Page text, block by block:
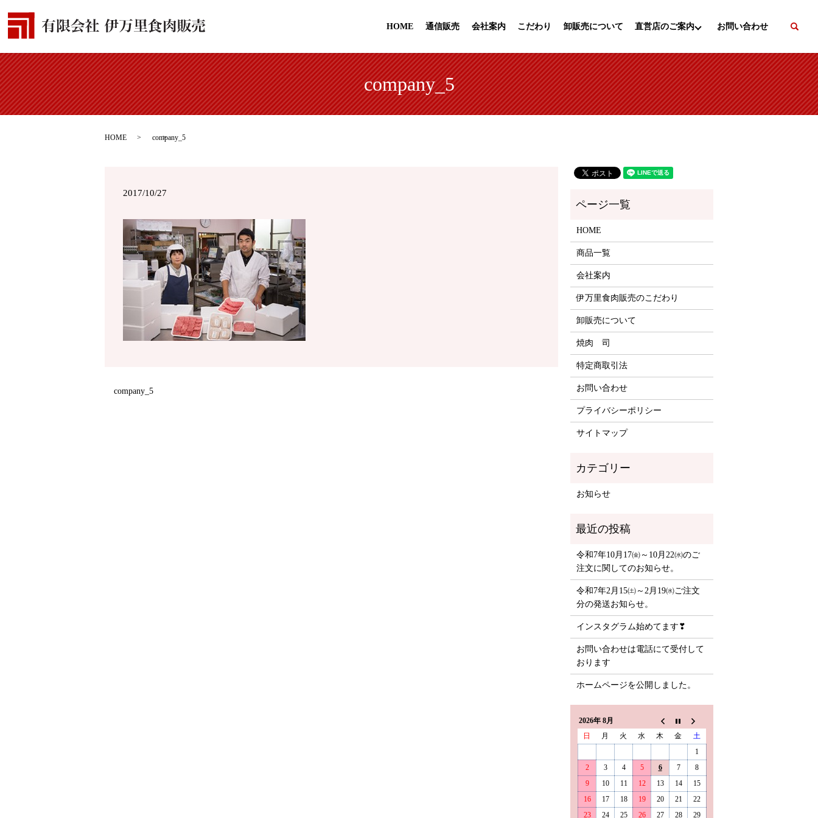
HOME 通信販売 会社案内 こだわり 卸販売について 直営店のご案内 お問い合わせ
company_5
HOME company_5
2017/10/27
company_5
HOME
商品一覧
会社案内
伊万里食肉販売のこだわり
卸販売について
焼肉 司
特定商取引法
お問い合わせ
プライバシーポリシー
サイトマップ
お知らせ
令和7年10月17㈮～10月22㈬のご
注文に関してのお知らせ。
令和7年2月15㈯～2月19㈬ご注文
分の発送お知らせ。
インスタグラム始めてます❣
お問い合わせは電話にて受付して
おります
ホームページを公開しました。
2026年 8月
日
月 火 水 木 金
土
1
2
3 4 5 6 7
8
9
10 11 12 13 14
15
16
17 18 19 20 21
22
23
24 25 26 27 28 29